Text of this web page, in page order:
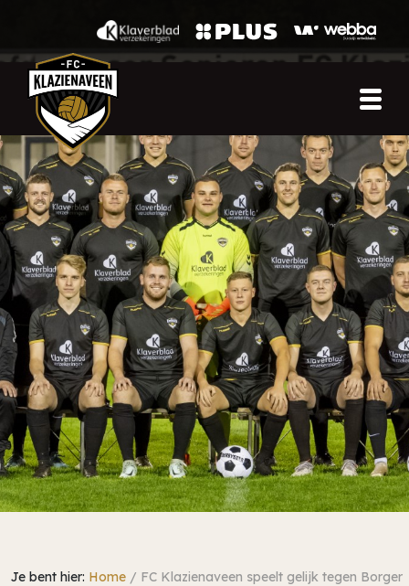
Je bent hier: Home / FC Klazienaveen speelt gelijk tegen Borger